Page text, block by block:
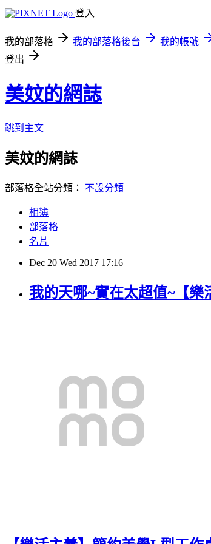
登入
我的部落格 我的部落格後台
我的帳號
登出
美妏的網誌
跳到主文
美妏的網誌
部落格全站分類： 不設分類
相簿
部落格
名片
Dec 20 Wed 2017 17:16
我的天哪~實在太超值~【